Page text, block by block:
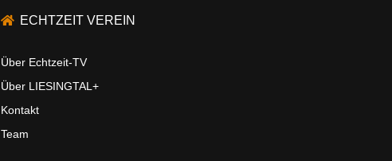
ECHTZEIT VEREIN
Über Echtzeit-TV
Über LIESINGTAL+
Kontakt
Team